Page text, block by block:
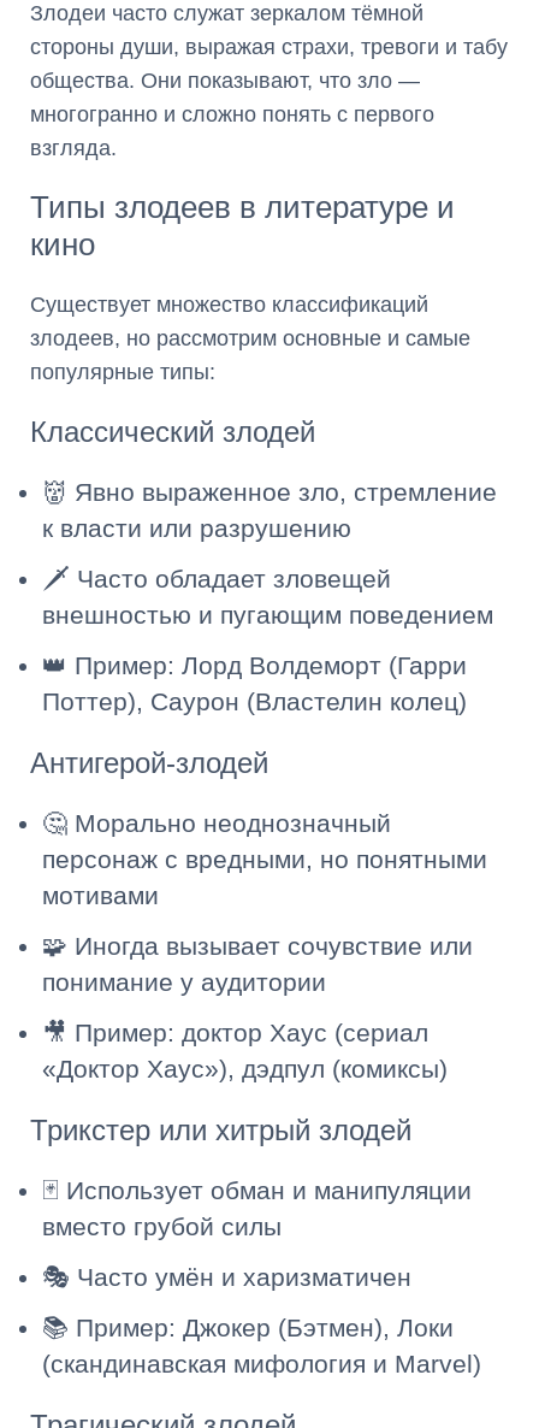
Злодеи часто служат зеркалом тёмной
стороны души, выражая страхи, тревоги и табу
общества. Они показывают, что зло —
многогранно и сложно понять с первого
взгляда.
Типы злодеев в литературе и
кино
Существует множество классификаций
злодеев, но рассмотрим основные и самые
популярные типы:
Классический злодей
👹 Явно выраженное зло, стремление
к власти или разрушению
🗡️ Часто обладает зловещей
внешностью и пугающим поведением
👑 Пример: Лорд Волдеморт (Гарри
Поттер), Саурон (Властелин колец)
Антигерой-злодей
🤔 Морально неоднозначный
персонаж с вредными, но понятными
мотивами
🧩 Иногда вызывает сочувствие или
понимание у аудитории
🎥 Пример: доктор Хаус (сериал
«Доктор Хаус»), дэдпул (комиксы)
Трикстер или хитрый злодей
🃏 Использует обман и манипуляции
вместо грубой силы
🎭 Часто умён и харизматичен
📚 Пример: Джокер (Бэтмен), Локи
(скандинавская мифология и Marvel)